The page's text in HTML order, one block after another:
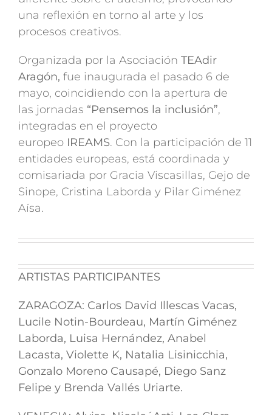
una reflexión en torno al arte y los
procesos creativos.
Organizada por la Asociación TEAdir
Aragón, fue inaugurada el pasado 6 de
mayo, coincidiendo con la apertura de
las jornadas “Pensemos la inclusión”,
integradas en el proyecto
europeo IREAMS. Con la participación de 11
entidades europeas, está coordinada y
comisariada por Gracia Viscasillas, Gejo de
Sinope, Cristina Laborda y Pilar Giménez
Aísa.
ARTISTAS PARTICIPANTES
ZARAGOZA: Carlos David Illescas Vacas,
Lucile Notin-Bourdeau, Martín Giménez
Laborda, Luisa Hernández, Anabel
Lacasta, Violette K, Natalia Lisinicchia,
Gonzalo Moreno Causapé, Diego Sanz
Felipe y Brenda Vallés Uriarte.